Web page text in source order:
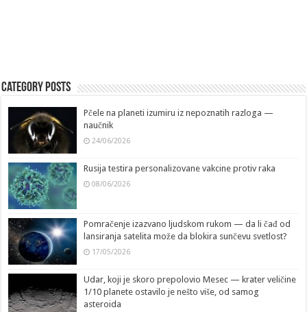
Category Posts
Pčele na planeti izumiru iz nepoznatih razloga —
naučnik
24/06/2026
Rusija testira personalizovane vakcine protiv raka
08/06/2026
Pomračenje izazvano ljudskom rukom — da li čađ od
lansiranja satelita može da blokira sunčevu svetlost?
17/05/2026
Udar, koji je skoro prepolovio Mesec — krater veličine
1/10 planete ostavilo je nešto više, od samog
asteroida